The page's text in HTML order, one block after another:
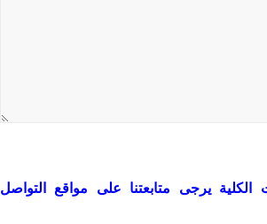
يرجى متابعتنا على مواقع التواصل